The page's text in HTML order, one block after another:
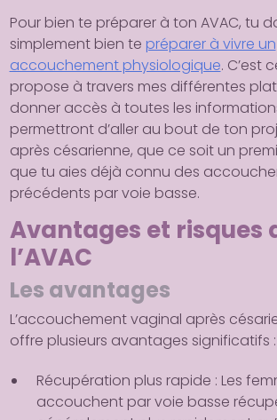
Pour bien te préparer à ton AVAC, tu
simplement bien te préparer à vivre un
accouchement physiologique. C’est
propose à travers mes différentes
donner accès à toutes les
permettront d’aller au bout de ton
après césarienne, que ce soit un
que tu aies déjà connu des
précédents par voie basse.
Avantages et risques
l’AVAC
Les avantages
L’accouchement vaginal après
offre plusieurs avantages significatifs :
Récupération plus rapide : Les
accouchent par voie basse